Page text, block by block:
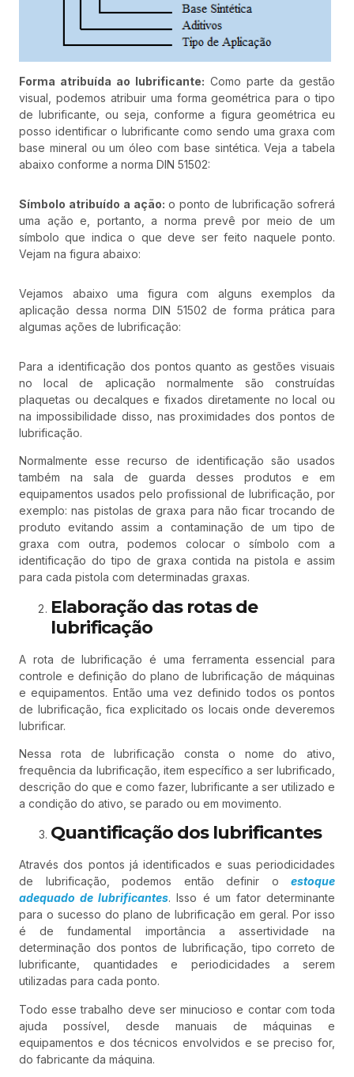
Forma atribuída ao lubrificante: Como parte da gestão
visual, podemos atribuir uma forma geométrica para o tipo
de lubrificante, ou seja, conforme a figura geométrica eu
posso identificar o lubrificante como sendo uma graxa com
base mineral ou um óleo com base sintética. Veja a tabela
abaixo conforme a norma DIN 51502:
Símbolo atribuído a ação: o ponto de lubrificação sofrerá
uma ação e, portanto, a norma prevê por meio de um
símbolo que indica o que deve ser feito naquele ponto.
Vejam na figura abaixo:
Vejamos abaixo uma figura com alguns exemplos da
aplicação dessa norma DIN 51502 de forma prática para
algumas ações de lubrificação:
Para a identificação dos pontos quanto as gestões visuais
no local de aplicação normalmente são construídas
plaquetas ou decalques e fixados diretamente no local ou
na impossibilidade disso, nas proximidades dos pontos de
lubrificação.
Normalmente esse recurso de identificação são usados
também na sala de guarda desses produtos e em
equipamentos usados pelo profissional de lubrificação, por
exemplo: nas pistolas de graxa para não ficar trocando de
produto evitando assim a contaminação de um tipo de
graxa com outra, podemos colocar o símbolo com a
identificação do tipo de graxa contida na pistola e assim
para cada pistola com determinadas graxas.
Elaboração das rotas de
lubrificação
A rota de lubrificação é uma ferramenta essencial para
controle e definição do plano de lubrificação de máquinas
e equipamentos. Então uma vez definido todos os pontos
de lubrificação, fica explicitado os locais onde deveremos
lubrificar.
Nessa rota de lubrificação consta o nome do ativo,
frequência da lubrificação, item específico a ser lubrificado,
descrição do que e como fazer, lubrificante a ser utilizado e
a condição do ativo, se parado ou em movimento.
Quantificação dos lubrificantes
Através dos pontos já identificados e suas periodicidades
de lubrificação, podemos então definir o estoque
adequado de lubrificantes. Isso é um fator determinante
para o sucesso do plano de lubrificação em geral. Por isso
é de fundamental importância a assertividade na
determinação dos pontos de lubrificação, tipo correto de
lubrificante, quantidades e periodicidades a serem
utilizadas para cada ponto.
Todo esse trabalho deve ser minucioso e contar com toda
ajuda possível, desde manuais de máquinas e
equipamentos e dos técnicos envolvidos e se preciso for,
do fabricante da máquina.